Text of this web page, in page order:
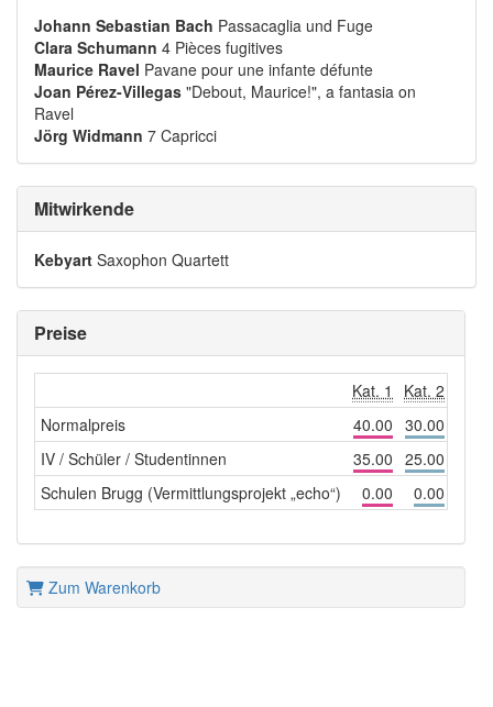
Johann Sebastian Bach Passacaglia und Fuge
Clara Schumann 4 Pièces fugitives
Maurice Ravel Pavane pour une infante défunte
Joan Pérez-Villegas "Debout, Maurice!", a fantasia on
Ravel
Jörg Widmann 7 Capricci
Mitwirkende
Kebyart Saxophon Quartett
Preise
Kat. 1
Kat. 2
Normalpreis
40.00 30.00
IV / Schüler / Studentinnen
35.00 25.00
Schulen Brugg (Vermittlungsprojekt „echo“)
0.00 0.00
Zum Warenkorb